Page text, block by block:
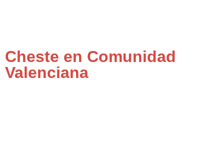
Cheste en Comunidad
Valenciana